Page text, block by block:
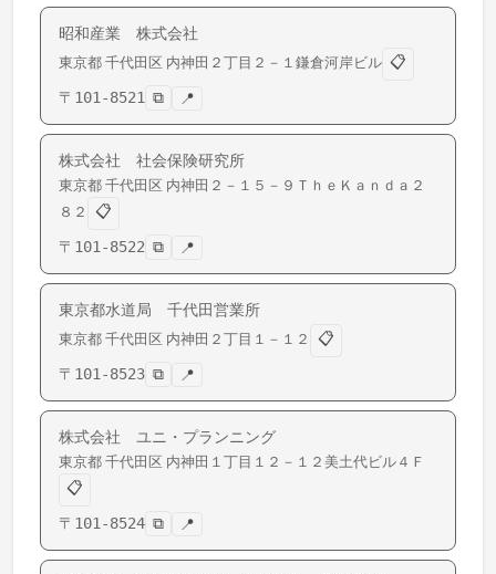
昭和産業 株式会社
東京都 千代田区 内神田 ２丁目２－１鎌倉河岸ビル 📋
〒 101-8521 ⧉ 📍
株式会社 社会保険研究所
東京都 千代田区 内神田 ２－１５－９ＴｈｅＫａｎｄａ２
８２
📋
〒 101-8522 ⧉ 📍
東京都水道局 千代田営業所
東京都 千代田区 内神田 ２丁目１－１２
📋
〒 101-8523 ⧉ 📍
株式会社 ユニ・プランニング
東京都 千代田区 内神田 １丁目１２－１２美土代ビル４Ｆ
📋
〒 101-8524 ⧉ 📍